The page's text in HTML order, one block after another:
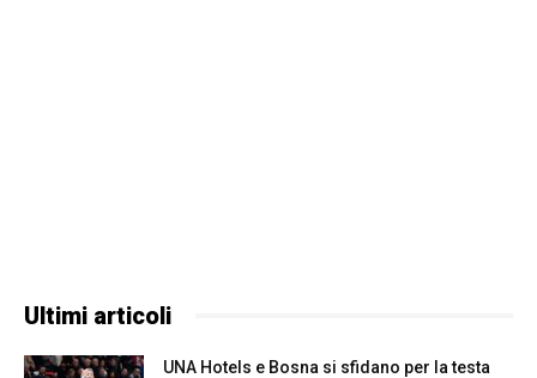
Ultimi articoli
UNA Hotels e Bosna si sfidano per la testa